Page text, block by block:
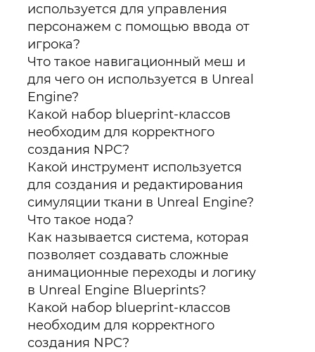
используется для управления
персонажем с помощью ввода от
игрока?
Что такое навигационный меш и
для чего он используется в Unreal
Engine?
Какой набор blueprint-классов
необходим для корректного
создания NPC?
Какой инструмент используется
для создания и редактирования
симуляции ткани в Unreal Engine?
Что такое нода?
Как называется система, которая
позволяет создавать сложные
анимационные переходы и логику
в Unreal Engine Blueprints?
Какой набор blueprint-классов
необходим для корректного
создания NPC?